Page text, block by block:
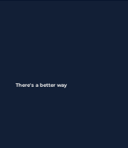
There's a better way